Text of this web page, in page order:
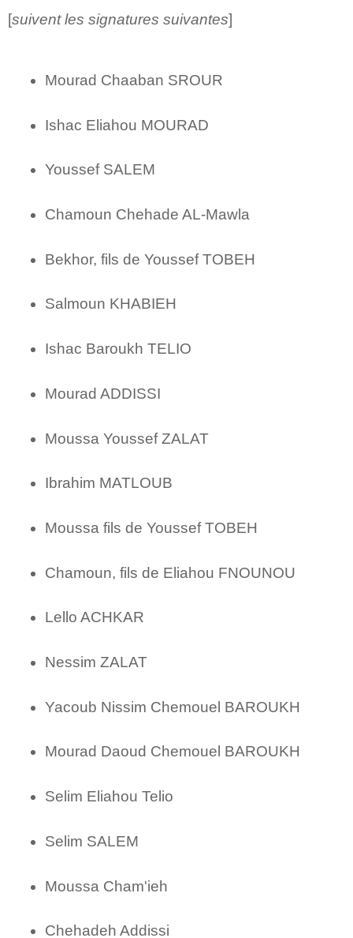
[suivent les signatures suivantes]
Mourad Chaaban SROUR
Ishac Eliahou MOURAD
Youssef SALEM
Chamoun Chehade AL-Mawla
Bekhor, fils de Youssef TOBEH
Salmoun KHABIEH
Ishac Baroukh TELIO
Mourad ADDISSI
Moussa Youssef ZALAT
Ibrahim MATLOUB
Moussa fils de Youssef TOBEH
Chamoun, fils de Eliahou FNOUNOU
Lello ACHKAR
Nessim ZALAT
Yacoub Nissim Chemouel BAROUKH
Mourad Daoud Chemouel BAROUKH
Selim Eliahou Telio
Selim SALEM
Moussa Cham'ieh
Chehadeh Addissi